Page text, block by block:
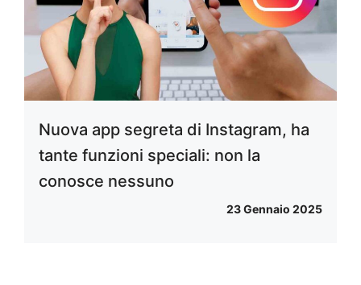
Nuova app segreta di Instagram, ha
tante funzioni speciali: non la
conosce nessuno
23 Gennaio 2025